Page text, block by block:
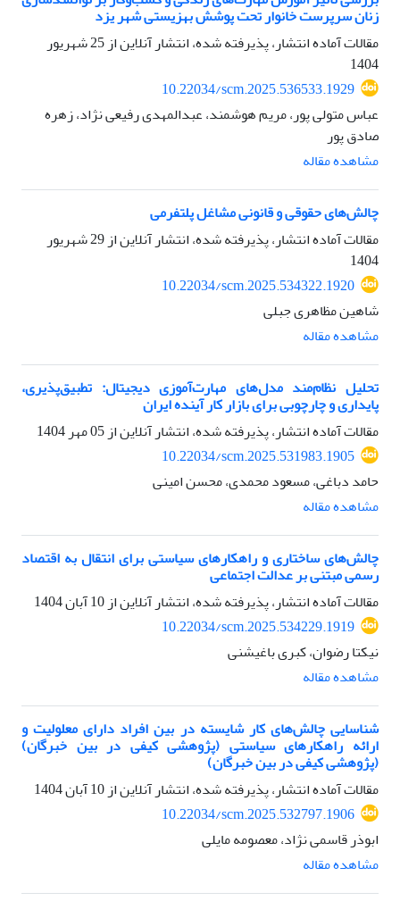
زنان سرپرست خانوار تحت پوشش بهزیستی شهر یزد
مقالات آماده انتشار، پذیرفته شده، انتشار آنلاین از
25 شهریور
1404
10.22034/scm.2025.536533.1929
عباس متولی پور، مریم هوشمند، عبدالمهدی رفیعی نژاد، زهره
صادق پور
مشاهده مقاله
چالش‌های حقوقی و قانونی مشاغل پلتفرمی
مقالات آماده انتشار، پذیرفته شده، انتشار آنلاین از
29 شهریور
1404
10.22034/scm.2025.534322.1920
شاهین مظاهری جبلی
مشاهده مقاله
تحلیل نظام‌مند مدل‌های مهارت‌آموزی دیجیتال: تطبیق‌پذیری،
پایداری و چارچوبی برای بازار کار آینده ایران
مقالات آماده انتشار، پذیرفته شده، انتشار آنلاین از 05 مهر 1404
10.22034/scm.2025.531983.1905
حامد دباغی، مسعود محمدی، محسن امینی
مشاهده مقاله
چالش‌های ساختاری و راهکارهای سیاستی برای انتقال به اقتصاد
رسمی مبتنی بر عدالت اجتماعی
مقالات آماده انتشار، پذیرفته شده، انتشار آنلاین از 10 آبان 1404
10.22034/scm.2025.534229.1919
نیکتا رضوان، کبری باغیشنی
مشاهده مقاله
شناسایی چالش‌های کار شایسته در بین افراد دارای معلولیت و
ارائه راهکارهای سیاستی (پژوهشی کیفی در بین خبرگان)
(پژوهشی کیفی در بین خبرگان)
مقالات آماده انتشار، پذیرفته شده، انتشار آنلاین از 10 آبان 1404
10.22034/scm.2025.532797.1906
ابوذر قاسمی نژاد، معصومه مایلی
مشاهده مقاله